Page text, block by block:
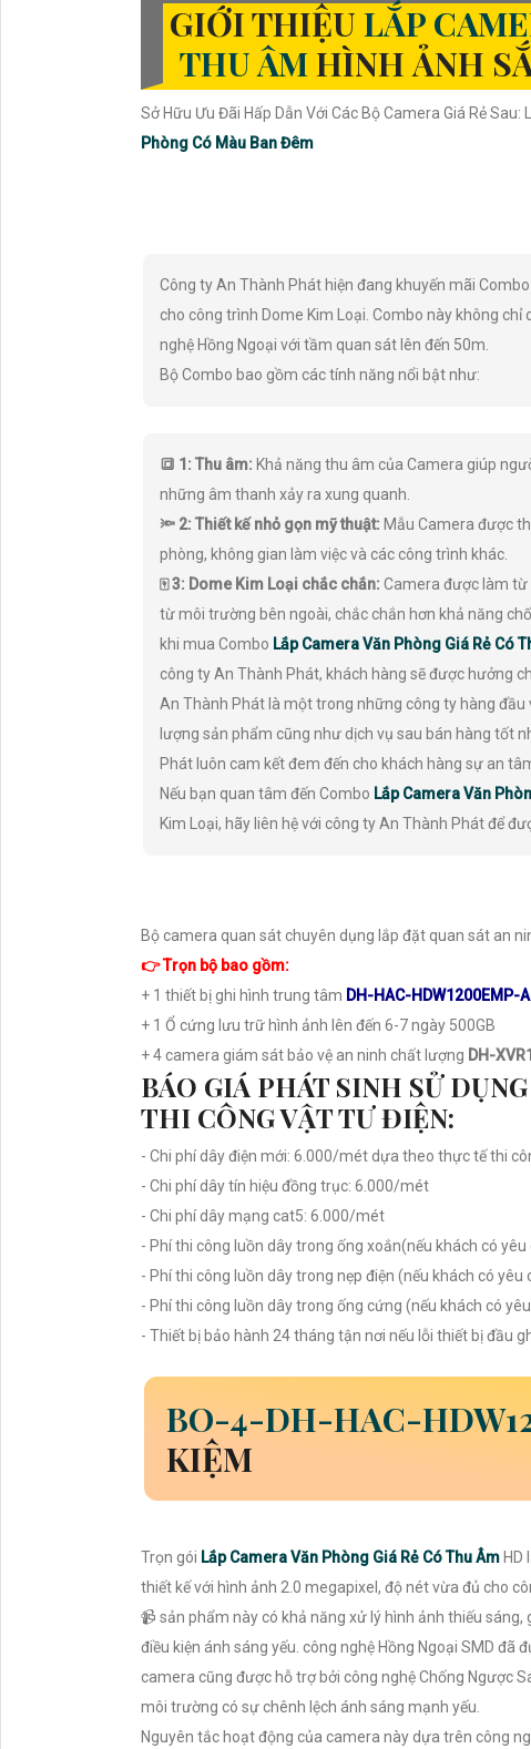
GIỚI THIỆU LẮP
THU ÂMHÌNH ẢNH
Sở Hữu Ưu Đãi Hấp Dẫn Với Các Bộ Camera Giá Rẻ
Phòng Có Màu Ban Đêm
Công ty An Thành Phát hiện đang khuyến mãi Combo
cho công trình Dome Kim Loại. Combo này không
nghệ Hồng Ngoại với tầm quan sát lên đến 50m.
Bộ Combo bao gồm các tính năng nổi bật như:
🔳 1: Thu âm: Khả năng thu âm của Camera giúp
những âm thanh xảy ra xung quanh.
🔦 2: Thiết kế nhỏ gọn mỹ thuật: Mẫu Camera được
phòng, không gian làm việc và các công trình khác.
🀄 3: Dome Kim Loại chắc chắn: Camera được làm từ
từ môi trường bên ngoài, chắc chắn hơn khả năng
khi mua Combo Lắp Camera Văn Phòng Giá Rẻ Có
công ty An Thành Phát, khách hàng sẽ được hưởng
An Thành Phát là một trong những công ty hàng
lượng sản phẩm cũng như dịch vụ sau bán hàng tốt
Phát luôn cam kết đem đến cho khách hàng sự an
Nếu bạn quan tâm đến Combo Lắp Camera Văn
Kim Loại, hãy liên hệ với công ty An Thành Phát để
Bộ camera quan sát chuyên dụng lắp đặt quan sát an
👉 Trọn bộ bao gồm:
+ 1 thiết bị ghi hình trung tâm DH-HAC-HDW1200EMP-
+ 1 Ổ cứng lưu trữ hình ảnh lên đến 6-7 ngày 500GB
+ 4 camera giám sát bảo vệ an ninh chất lượng DH-
BÁO GIÁ PHÁT SINH SỬ
THI CÔNG VẬT TƯ ĐIỆN:
- Chi phí dây điện mới: 6.000/mét dựa theo thực tế thi
- Chi phí dây tín hiệu đồng trục: 6.000/mét
- Chi phí dây mạng cat5: 6.000/mét
- Phí thi công luồn dây trong ống xoắn(nếu khách có
- Phí thi công luồn dây trong nẹp điện (nếu khách có
- Phí thi công luồn dây trong ống cứng (nếu khách có
- Thiết bị bảo hành 24 tháng tận nơi nếu lỗi thiết bị đầu
BO-4-DH-HAC-
KIỆM
Trọn gói Lắp Camera Văn Phòng Giá Rẻ Có Thu Âm HD
thiết kế với hình ảnh 2.0 megapixel, độ nét vừa đủ cho
📹 sản phẩm này có khả năng xử lý hình ảnh thiếu
điều kiện ánh sáng yếu. công nghệ Hồng Ngoại SMD
camera cũng được hỗ trợ bởi công nghệ Chống Ngược
môi trường có sự chênh lệch ánh sáng mạnh yếu.
Nguyên tắc hoạt động của camera này dựa trên công